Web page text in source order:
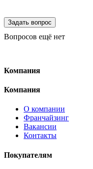
Вопросов ещё нет
Компания
Компания
О компании
Франчайзинг
Вакансии
Контакты
Покупателям